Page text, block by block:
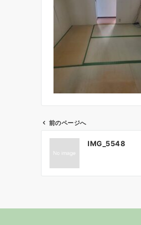
シ
前のページへ
IMG_5548